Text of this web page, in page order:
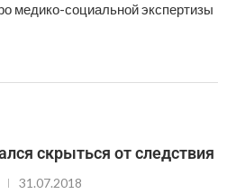
медико-социальной экспертизы
скрыться от следствия
31.07.2018